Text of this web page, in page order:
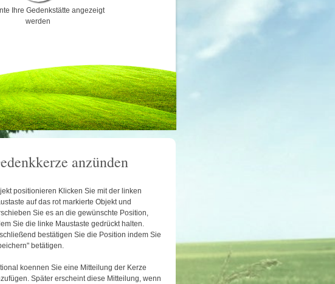
Ihre Gedenkstätte angezeigt
werden
anzünden
positionieren Klicken Sie mit der linken
auf das rot markierte Objekt und
Sie es an die gewünschte Position,
Sie die linke Maustaste gedrückt halten.
bestätigen Sie die Position indem Sie
betätigen.
koennen Sie eine Mitteilung der Kerze
Später erscheint diese Mitteilung, wenn